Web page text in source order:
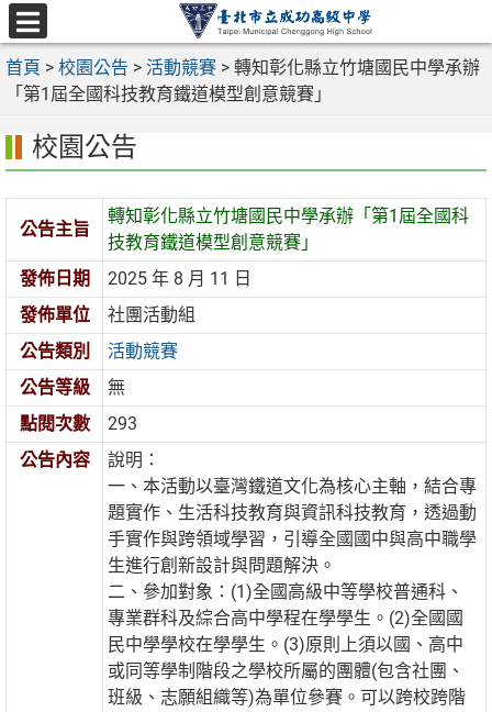
跳
至
主
區
選
單
首頁 > 校園公告 > 活動競賽 > 轉知彰化縣立竹塘國民中學承辦
「第1屆全國科技教育鐵道模型創意競賽」
校園公告
公告主旨
轉知彰化縣立竹塘國民中學承辦「第1屆全國科
技教育鐵道模型創意競賽」
發佈日期
2025 年 8 月 11 日
發佈單位
社團活動組
公告類別
活動競賽
公告等級
無
點閱次數
293
公告內容
說明：
一、本活動以臺灣鐵道文化為核心主軸，結合專
題實作、生活科技教育與資訊科技教育，透過動
手實作與跨領域學習，引導全國國中與高中職學
生進行創新設計與問題解決。
二、參加對象：(1)全國高級中等學校普通科、
專業群科及綜合高中學程在學學生。(2)全國國
民中學學校在學學生。(3)原則上須以國、高中
或同等學制階段之學校所屬的團體(包含社團、
班級、志願組織等)為單位參賽。可以跨校跨階